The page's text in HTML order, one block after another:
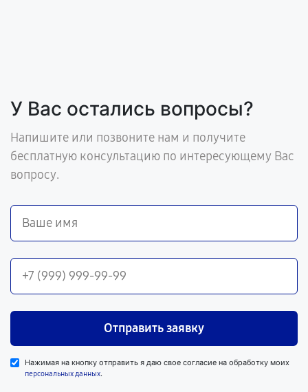
У Вас остались вопросы?
Напишите или позвоните нам и получите
бесплатную консультацию по интересующему Вас
вопросу.
Отправить заявку
Нажимая на кнопку отправить я даю свое согласие на обработку моих
персональных данных.